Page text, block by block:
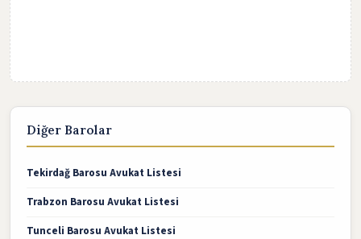
Diğer Barolar
Tekirdağ Barosu Avukat Listesi
Trabzon Barosu Avukat Listesi
Tunceli Barosu Avukat Listesi